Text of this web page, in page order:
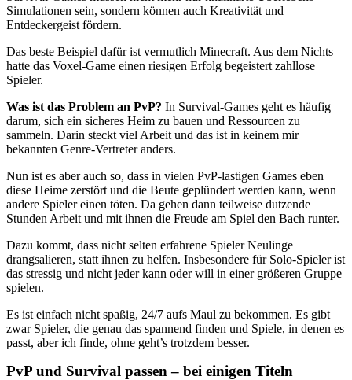
Simulationen sein, sondern können auch Kreativität und
Entdeckergeist fördern.
Das beste Beispiel dafür ist vermutlich Minecraft. Aus dem Nichts
hatte das Voxel-Game einen riesigen Erfolg begeistert zahllose
Spieler.
Was ist das Problem an PvP? In Survival-Games geht es häufig
darum, sich ein sicheres Heim zu bauen und Ressourcen zu
sammeln. Darin steckt viel Arbeit und das ist in keinem mir
bekannten Genre-Vertreter anders.
Nun ist es aber auch so, dass in vielen PvP-lastigen Games eben
diese Heime zerstört und die Beute geplündert werden kann, wenn
andere Spieler einen töten. Da gehen dann teilweise dutzende
Stunden Arbeit und mit ihnen die Freude am Spiel den Bach runter.
Dazu kommt, dass nicht selten erfahrene Spieler Neulinge
drangsalieren, statt ihnen zu helfen. Insbesondere für Solo-Spieler ist
das stressig und nicht jeder kann oder will in einer größeren Gruppe
spielen.
Es ist einfach nicht spaßig, 24/7 aufs Maul zu bekommen. Es gibt
zwar Spieler, die genau das spannend finden und Spiele, in denen es
passt, aber ich finde, ohne geht’s trotzdem besser.
PvP und Survival passen – bei einigen Titeln